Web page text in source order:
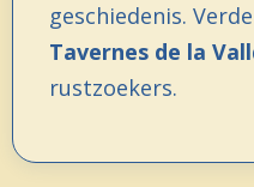
geschiedenis.
Tavernes de la
rustzoekers.